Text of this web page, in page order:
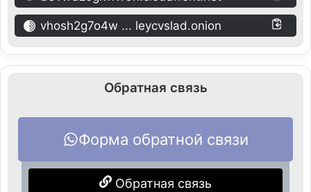
vhosh2g7o4w ... leycvslad.onion
Обратная связь
Форма обратной связи
Обратная связь